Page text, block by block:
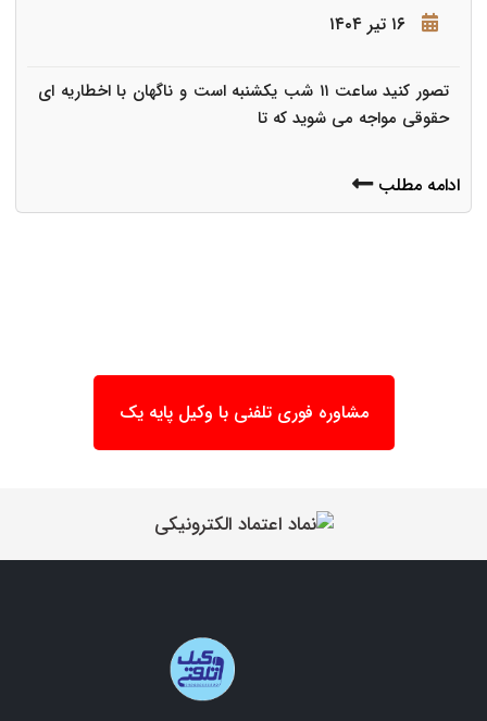
۱۶ تیر ۱۴۰۴
تصور کنید ساعت ۱۱ شب یکشنبه است و ناگهان با اخطاریه ای
حقوقی مواجه می شوید که تا
ادامه مطلب
مشاوره فوری تلفنی با وکیل پایه یک